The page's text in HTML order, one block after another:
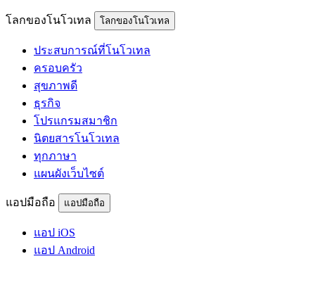
โลกของโนโวเทล โลกของโนโวเทล
ประสบการณ์ที่โนโวเทล
ครอบครัว
สุขภาพดี
ธุรกิจ
โปรแกรมสมาชิก
นิตยสารโนโวเทล
ทุกภาษา
แผนผังเว็บไซต์
แอปมือถือ แอปมือถือ
แอป iOS
แอป Android